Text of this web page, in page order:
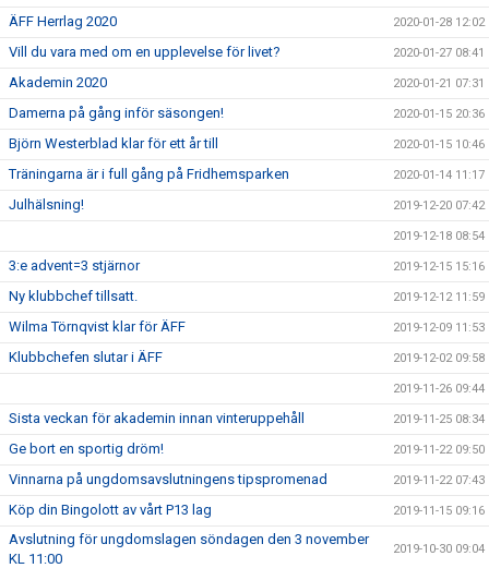
ÄFF Herrlag 2020 2020-01-28 12:02
Vill du vara med om en upplevelse för livet? 2020-01-27 08:41
Akademin 2020 2020-01-21 07:31
Damerna på gång inför säsongen! 2020-01-15 20:36
Björn Westerblad klar för ett år till 2020-01-15 10:46
Träningarna är i full gång på Fridhemsparken 2020-01-14 11:17
Julhälsning! 2019-12-20 07:42
2019-12-18 08:54
3:e advent=3 stjärnor 2019-12-15 15:16
Ny klubbchef tillsatt. 2019-12-12 11:59
Wilma Törnqvist klar för ÄFF 2019-12-09 11:53
Klubbchefen slutar i ÄFF 2019-12-02 09:58
2019-11-26 09:44
Sista veckan för akademin innan vinteruppehåll 2019-11-25 08:34
Ge bort en sportig dröm! 2019-11-22 09:50
Vinnarna på ungdomsavslutningens tipspromenad 2019-11-22 07:43
Köp din Bingolott av vårt P13 lag 2019-11-15 09:16
Avslutning för ungdomslagen söndagen den 3 november
KL 11:00
2019-10-30 09:04